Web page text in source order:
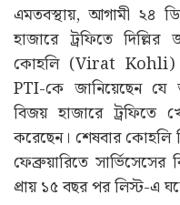
এমতবস্থায়, আগামী ২৪
হাজারে ট্রফিতে
কোহলি (Virat
PTI-কে জানিয়েছেন যে
বিজয় হাজারে ট্রফিতে
করেছেন। শেষবার কোহলি
ফেব্রুয়ারিতে
প্রায় ১৫ বছর পর লিস্ট-এ